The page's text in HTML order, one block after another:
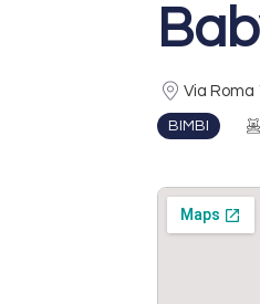
Via Roma
BIMBI